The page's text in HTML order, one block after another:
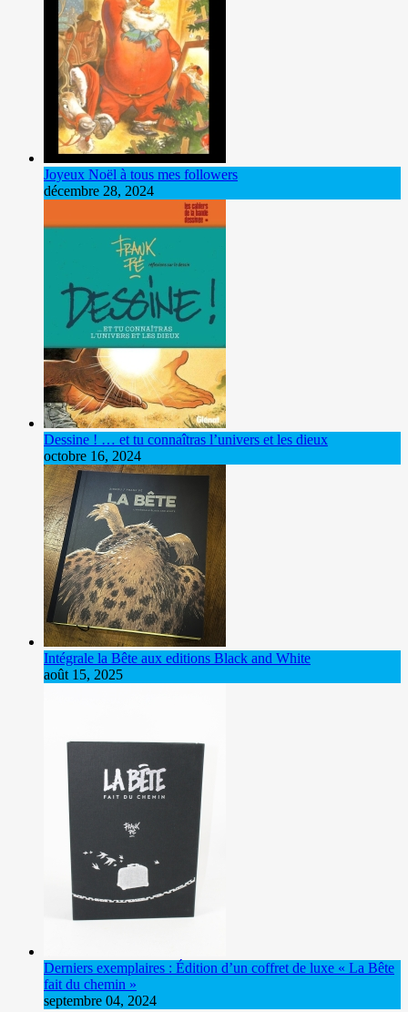
Joyeux Noël à tous mes followers
décembre 28, 2024
Dessine ! … et tu connaîtras l’univers et les dieux
octobre 16, 2024
Intégrale la Bête aux editions Black and White
août 15, 2025
Derniers exemplaires : Édition d’un coffret de luxe « La Bête
fait du chemin »
septembre 04, 2024